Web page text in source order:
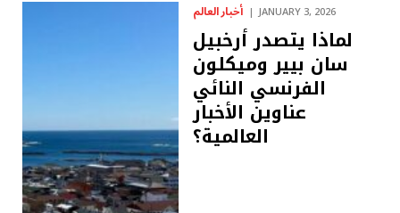
أخبار العالم JANUARY 3, 2026
لماذا يتصدر أرخبيل
سان بيير وميكلون
الفرنسي النائي
عناوين الأخبار
العالمية؟